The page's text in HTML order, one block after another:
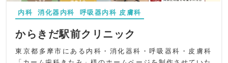
け、長年の実績と信頼を視覚的に伝えています。
コンテンツ面では、診療案内や特徴をビジュアル重視で配
置し、帯状疱疹ワクチン接種や診察時の留意事項など、利
用者にとって有益な情報をトップからすぐ確認できる設計
内科 消化器内科 呼吸器内科 皮膚科
からきだ駅前クリニック
東京都多摩市にある内科・消化器科・呼吸器科・皮膚科